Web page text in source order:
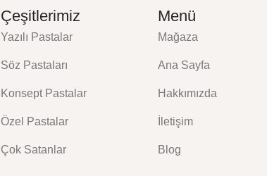
Çeşitlerimiz
Yazılı Pastalar
Söz Pastaları
Konsept Pastalar
Özel Pastalar
Çok Satanlar
Menü
Mağaza
Ana Sayfa
Hakkımızda
İletişim
Blog